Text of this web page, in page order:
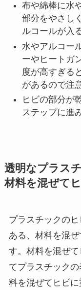
布や綿棒に水
部分をやさし
ルコールが入
水やアルコー
ーやヒートガ
度が高すぎる
があるので注
ヒビの部分が
ステップに進
透明なプラス
材料を混ぜて
プラスチックの
ある、材料を混
す。材料を混ぜ
てプラスチック
料を混ぜてヒビに